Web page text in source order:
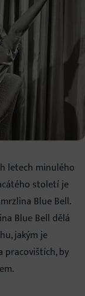
letech minulého
století je
Blue Bell.
Blue Bell dělá
jakým je
pracovištích, by